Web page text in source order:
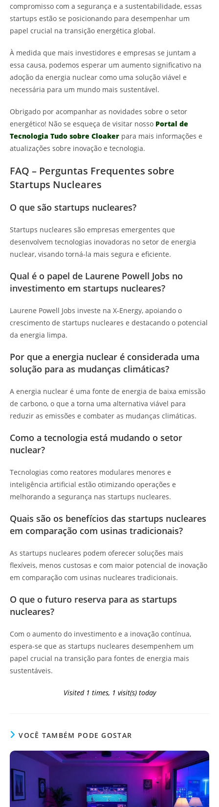
compromisso com a segurança e a sustentabilidade, essas
startups estão se posicionando para desempenhar um
papel crucial na transição energética global.
À medida que mais investidores e empresas se juntam a
essa causa, podemos esperar um aumento significativo na
adoção da energia nuclear como uma solução viável e
necessária para um mundo mais sustentável.
Obrigado por acompanhar as novidades sobre o setor
energético! Não se esqueça de visitar nosso Portal de
Tecnologia Tudo sobre Cloaker para mais informações e
atualizações sobre inovação e tecnologia.
FAQ – Perguntas Frequentes sobre
Startups Nucleares
O que são startups nucleares?
Startups nucleares são empresas emergentes que
desenvolvem tecnologias inovadoras no setor de energia
nuclear, visando torná-la mais segura e eficiente.
Qual é o papel de Laurene Powell Jobs no
investimento em startups nucleares?
Laurene Powell Jobs investe na X-Energy, apoiando o
crescimento de startups nucleares e destacando o potencial
da energia limpa.
Por que a energia nuclear é considerada uma
solução para as mudanças climáticas?
A energia nuclear é uma fonte de energia de baixa emissão
de carbono, o que a torna uma alternativa viável para
reduzir as emissões e combater as mudanças climáticas.
Como a tecnologia está mudando o setor
nuclear?
Tecnologias como reatores modulares menores e
inteligência artificial estão otimizando operações e
melhorando a segurança nas startups nucleares.
Quais são os benefícios das startups nucleares
em comparação com usinas tradicionais?
As startups nucleares podem oferecer soluções mais
flexíveis, menos custosas e com maior potencial de inovação
em comparação com usinas nucleares tradicionais.
O que o futuro reserva para as startups
nucleares?
Com o aumento do investimento e a inovação contínua,
espera-se que as startups nucleares desempenhem um
papel crucial na transição para fontes de energia mais
sustentáveis.
Visited 1 times, 1 visit(s) today
VOCÊ TAMBÉM PODE GOSTAR